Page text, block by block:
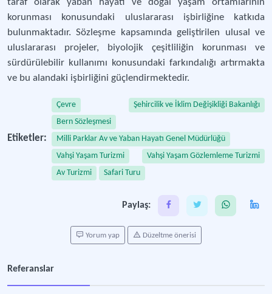
taraf olarak yaban hayatı ve doğal yaşam ortamlarının
korunması konusundaki uluslararası işbirliğine katkıda
bulunmaktadır. Sözleşme kapsamında geliştirilen ulusal ve
uluslararası projeler, biyolojik çeşitliliğin korunması ve
sürdürülebilir kullanımı konusundaki farkındalığı artırmakta
ve bu alandaki işbirliğini güçlendirmektedir.
Etiketler:
Çevre
Şehircilik ve İklim Değişikliği Bakanlığı
Bern Sözleşmesi
Milli Parklar Av ve Yaban Hayatı Genel Müdürlüğü
Vahşi Yaşam Turizmi
Vahşi Yaşam Gözlemleme Turizmi
Av Turizmi
Safari Turu
Paylaş:
Yorum yap Düzeltme önerisi
Referanslar